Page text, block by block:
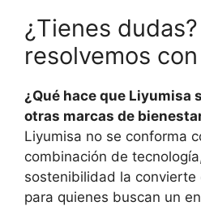
¿Tienes
resolvemos
¿Qué hace que Liyumisa
otras marcas de
Liyumisa no se conforma
combinación de
sostenibilidad la convierte
para quienes buscan un